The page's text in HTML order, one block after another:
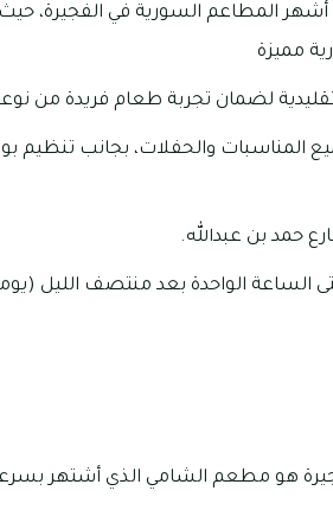
المطاعم السورية في الفجيرة،
مميزة
لضمان تجربة طعام فريدة من
المناسبات والحفلات، بجانب تنظيم
حمد بن عبدالله.
الساعة الواحدة بعد منتصف الليل
هو مطعم الشامي الذي أشتهر